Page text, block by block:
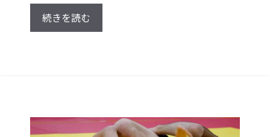
続きを読む